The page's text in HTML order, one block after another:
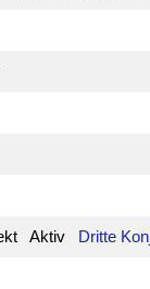
Aktiv Dritte